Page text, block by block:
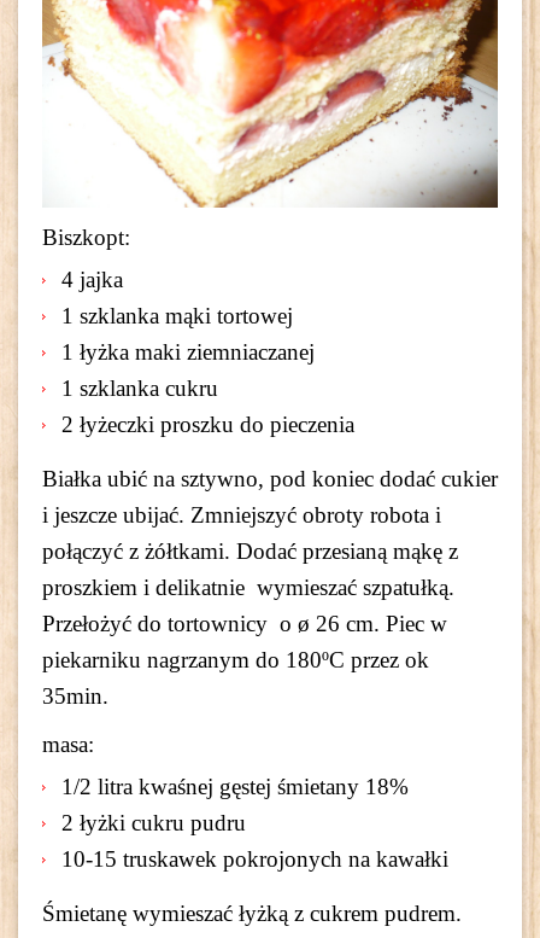
Biszkopt:
4 jajka
1 szklanka mąki tortowej
1 łyżka maki ziemniaczanej
1 szklanka cukru
2 łyżeczki proszku do pieczenia
Białka ubić na sztywno, pod koniec dodać cukier
i jeszcze ubijać. Zmniejszyć obroty robota i
połączyć z żółtkami. Dodać przesianą mąkę z
proszkiem i delikatnie wymieszać szpatułką.
Przełożyć do tortownicy o ø 26 cm. Piec w
piekarniku nagrzanym do 180ºC przez ok
35min.
masa:
1/2 litra kwaśnej gęstej śmietany 18%
2 łyżki cukru pudru
10-15 truskawek pokrojonych na kawałki
Śmietanę wymieszać łyżką z cukrem pudrem.